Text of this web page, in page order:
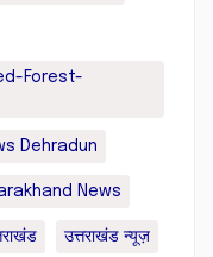
Forest-
Dehradun
News
उत्तराखंड न्यूज़